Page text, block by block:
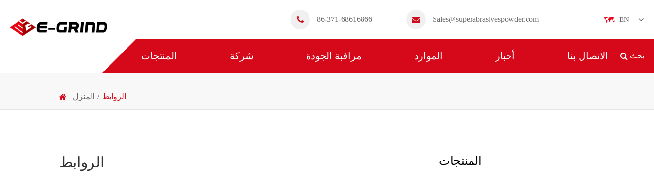
86-371-68616866 Sales@superabrasivespowder.com EN
English
français
المنتجات شركة مراقبة الجودة الموارد أخبار الاتصال بنا بحث
المنزل الروابط
الروابط المنتجات